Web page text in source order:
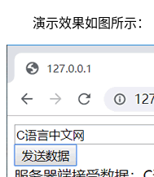
演示效果如图所示：